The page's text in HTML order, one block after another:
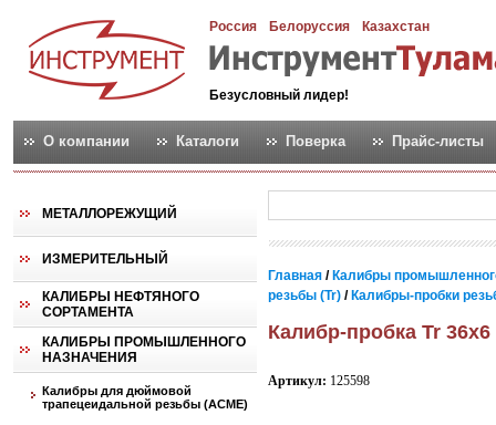
Россия Белоруссия Казахстан
Безусловный лидер!
О компании Каталоги Поверка Прайс-листы
МЕТАЛЛОРЕЖУЩИЙ
ИЗМЕРИТЕЛЬНЫЙ
КАЛИБРЫ НЕФТЯНОГО
СОРТАМЕНТА
КАЛИБРЫ ПРОМЫШЛЕННОГО
НАЗНАЧЕНИЯ
Калибры для дюймовой
трапецеидальной резьбы (АСМЕ)
Главная / Калибры
резьбы (Tr) / Калибры-пробки
Калибр-пробка Tr
Артикул: 125598